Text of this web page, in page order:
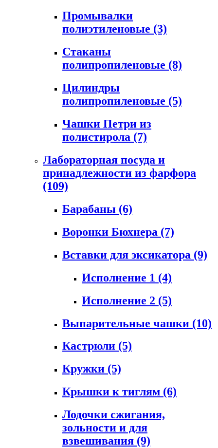
Промывалки
полиэтиленовые (3)
Стаканы
полипропиленовые (8)
Цилиндры
полипропиленовые (5)
Чашки Петри из
полистирола (7)
Лабораторная посуда и
принадлежности из фарфора
(109)
Барабаны (6)
Воронки Бюхнера (7)
Вставки для эксикатора (9)
Исполнение 1 (4)
Исполнение 2 (5)
Выпарительные чашки (10)
Кастрюли (5)
Кружки (5)
Крышки к тиглям (6)
Лодочки сжигания,
зольности и для
взвешивания (9)